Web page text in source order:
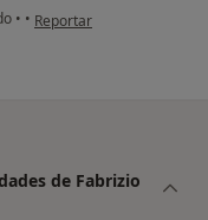
• • en opinión del usuario
Reportar
de Fabrizio